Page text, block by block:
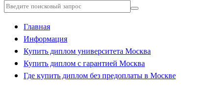
Главная
Информация
Купить диплом университета Москва
Купить диплом с гарантией Москва
Где купить диплом без предоплаты в Москве